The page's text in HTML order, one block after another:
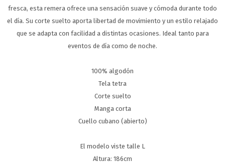
fresca, esta remera ofrece una sensación suave y cómoda durante todo
el día. Su corte suelto aporta libertad de movimiento y un estilo relajado
que se adapta con facilidad a distintas ocasiones. Ideal tanto para
eventos de día como de noche.
100% algodón
Tela tetra
Corte suelto
Manga corta
Cuello cubano (abierto)
El modelo viste talle L
Altura: 186cm